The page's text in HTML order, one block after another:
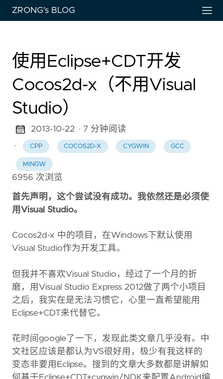
ZRONG's BLOG
使用Eclipse+CDT开发
Cocos2d-x（不用Visual
Studio）
2013-10-22 · 7 分钟阅读
·
CPP COCOS2D-X CYGWIN GCC
MINGW
首先声明，这个尝试没有成功。我依然还是必须使
用Visual Studio。
Cocos2d-x 中的项目，在Windows下默认使用
Visual Studio作为开发工具。
但我并不喜欢Visual Studio，经过了一个月的折
磨，用Visual Studio Express 2012做了两个小项目
之后，我实在是无法习惯它，心里一直希望能用
Eclipse+CDT来代替它。
花时间google了一下，发现此类文章几乎没有。中
文社区应该是都认为VS很好用，极少有我这样的
变态非要用Eclipse。搜到的文章大多数都是讲解如